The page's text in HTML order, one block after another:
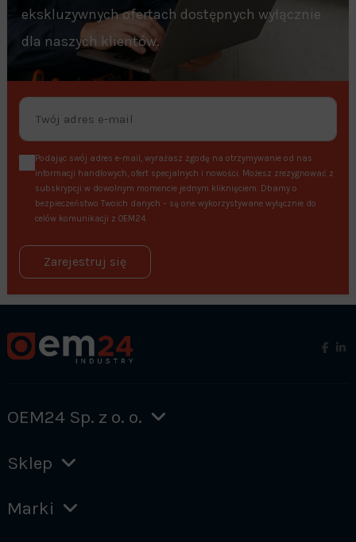
ekskluzywnych ofertach dostępnych wyłącznie
dla naszych klientów.
Podając swój adres e-mail, wyrażasz zgodę na otrzymywanie od nas
informacji handlowych, ofert specjalnych i nowości. Możesz zrezygnować z
subskrypcji w dowolnym momencie jednym kliknięciem. Dbamy o
bezpieczeństwo Twoich danych – są one wykorzystywane wyłącznie do
celów komunikacji z OEM24.
Zarejestruj się
OEM24 Sp. z o. o.
Sklep
Marki